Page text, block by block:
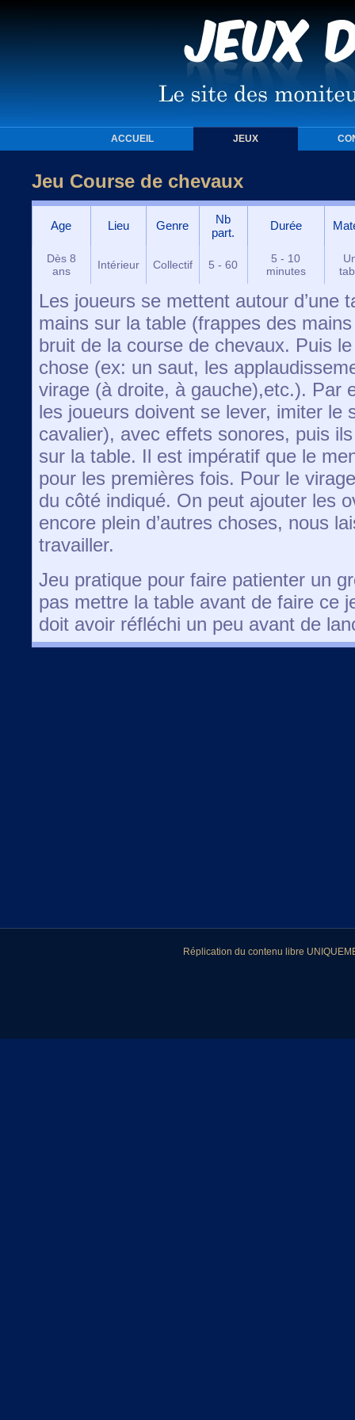
ACCUEIL JEUX
Jeu Course de chevaux
Age Lieu Genre
Nb
part.
Durée
Dès 8
ans
Intérieur Collectif 5 - 60
5 - 10
minutes
Les joueurs se mettent autour d’une
mains sur la table (frappes des
bruit de la course de chevaux. Puis
chose (ex: un saut, les
virage (à droite, à gauche),etc.). Par
les joueurs doivent se lever, imiter le
cavalier), avec effets sonores, puis
sur la table. Il est impératif que le
pour les premières fois. Pour le
du côté indiqué. On peut ajouter les
encore plein d’autres choses, nous
travailler.
Jeu pratique pour faire patienter un
pas mettre la table avant de faire ce
doit avoir réfléchi un peu avant de
Réplication du contenu libre